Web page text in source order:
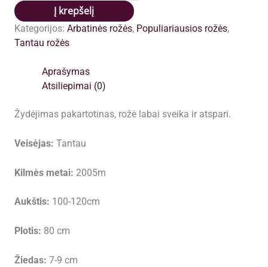
Chippendale
plikomis
šaknimis,
siuntimas
spalio
pabaigos
Į krepšelį
Kategorijos: Arbatinės rožės, Populiariausios rožės,
Tantau rožės
Aprašymas
Atsiliepimai (0)
Žydėjimas pakartotinas, rožė labai sveika ir atspari.
Veisėjas: Tantau
Kilmės metai: 2005m
Aukštis: 100-120cm
Plotis: 80 cm
Žiedas: 7-9 cm